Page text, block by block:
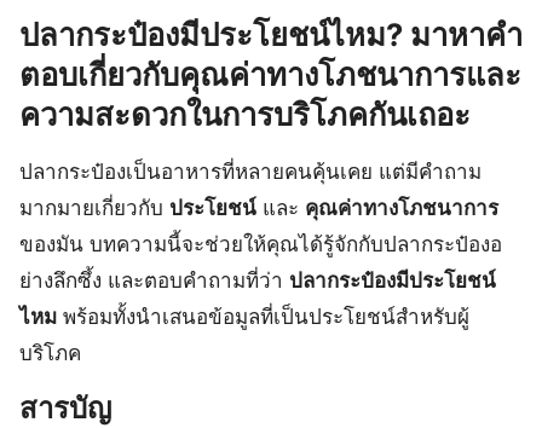
ปลากระป๋องมีประโยชน์ไหม? มาหาคำ
ตอบเกี่ยวกับคุณค่าทางโภชนาการและ
ความสะดวกในการบริโภคกันเถอะ
ปลากระป๋องเป็นอาหารที่หลายคนคุ้นเคย แต่มีคำถาม
มากมายเกี่ยวกับ ประโยชน์ และ คุณค่าทางโภชนาการ
ของมัน บทความนี้จะช่วยให้คุณได้รู้จักกับปลากระป๋องอ
ย่างลึกซึ้ง และตอบคำถามที่ว่า ปลากระป๋องมีประโยชน์
ไหม พร้อมทั้งนำเสนอข้อมูลที่เป็นประโยชน์สำหรับผู้
บริโภค
สารบัญ